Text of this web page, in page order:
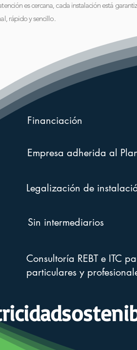
es cercana, cada instalación está
rápido y sencillo.
Financiación
Empresa adherida al
Legalización de
Sin intermediarios
Consultoría REBT e ITC
particulares y